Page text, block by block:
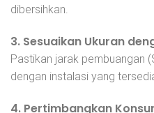
dibersihkan.
3. Sesuaikan Ukuran
Pastikan jarak pembuangan
dengan instalasi yang
4. Pertimbangkan